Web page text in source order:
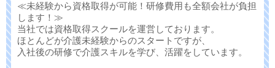
≪未経験から資格取得が可能！研修費用も全額会社が負担
します！≫
当社では資格取得スクールを運営しております。
ほとんどが介護未経験からのスタートですが、
入社後の研修で介護スキルを学び、活躍をしています。